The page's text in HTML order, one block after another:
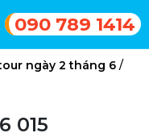
090 789 1414
ngày 2 tháng 6 /
015